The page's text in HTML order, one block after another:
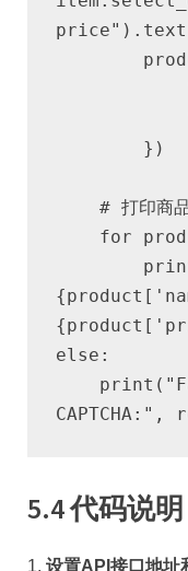
        })
# 打印商
for
else:
CAPTCHA:",
5.4 代码说明
设置API接口地址